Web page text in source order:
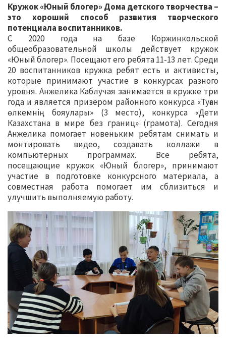
Кружок «Юный блогер» Дома детского творчества –
это хороший способ развития творческого
потенциала воспитанников.
С 2020 года на базе Коржинкольской
общеобразовательной школы действует кружок
«Юный блогер». Посещают его ребята 11-13 лет. Среди
20 воспитанников кружка ребят есть и активисты,
которые принимают участие в конкурсах разного
уровня. Анжелика Каблучая занимается в кружке три
года и является призёром районного конкурса «Туған
өлкемнің бояулары» (3 место), конкурса «Дети
Казахстана в мире без границ» (грамота). Сегодня
Анжелика помогает новеньким ребятам снимать и
монтировать видео, создавать коллажи в
компьютерных программах. Все ребята,
посещающие кружок «Юный блогер», принимают
участие в подготовке конкурсного материала, а
совместная работа помогает им сблизиться и
улучшить выполняемую работу.